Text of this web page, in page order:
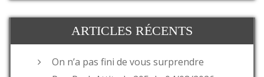
ARTICLES RÉCENTS
On n’a pas fini de vous surprendre